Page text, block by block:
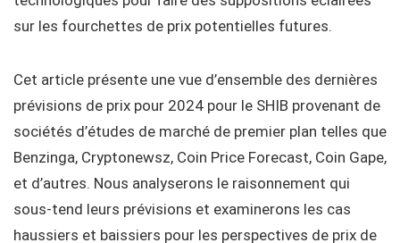
sur les fourchettes de prix potentielles futures.
Cet article présente une vue d’ensemble des dernières
prévisions de prix pour 2024 pour le SHIB provenant de
sociétés d’études de marché de premier plan telles que
Benzinga, Cryptonewsz, Coin Price Forecast, Coin Gape,
et d’autres. Nous analyserons le raisonnement qui
sous-tend leurs prévisions et examinerons les cas
haussiers et baissiers pour les perspectives de prix de